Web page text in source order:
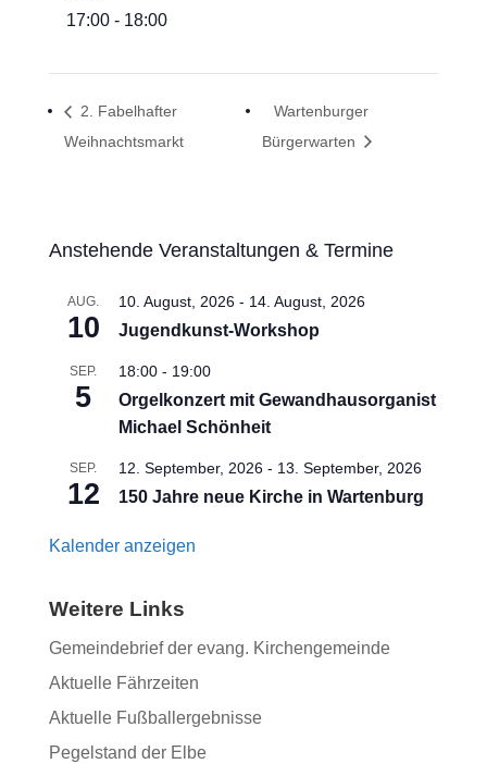
17:00 - 18:00
2. Fabelhafter
Weihnachtsmarkt
Wartenburger
Bürgerwarten
Anstehende Veranstaltungen & Termine
AUG.
10
10. August, 2026- 14. August, 2026
Jugendkunst-Workshop
SEP.
5
18:00- 19:00
Orgelkonzert mit Gewandhausorganist
Michael Schönheit
SEP.
12
12. September, 2026- 13. September, 2026
150 Jahre neue Kirche in Wartenburg
Kalender anzeigen
Weitere Links
Gemeindebrief der evang. Kirchengemeinde
Aktuelle Fährzeiten
Aktuelle Fußballergebnisse
Pegelstand der Elbe